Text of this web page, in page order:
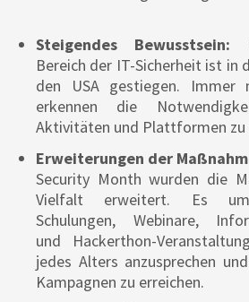
Steigendes Bewusstsein:
Bereich der IT-Sicherheit ist in
den USA gestiegen. Immer
erkennen die
Aktivitäten und Plattformen zu
Erweiterungen der
Security Month wurden die
Vielfalt erweitert. Es
Schulungen, Webinare,
und Hackerthon-
jedes Alters anzusprechen
Kampagnen zu erreichen.